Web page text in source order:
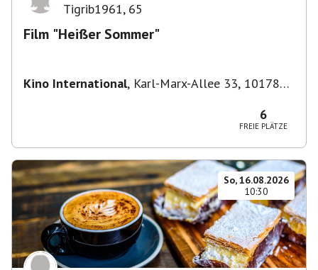
Tigrib1961, 65
Film "Heißer Sommer"
Kino International, Karl-Marx-Allee 33, 10178
6
FREIE PLÄTZE
So, 16.08.2026
10:30